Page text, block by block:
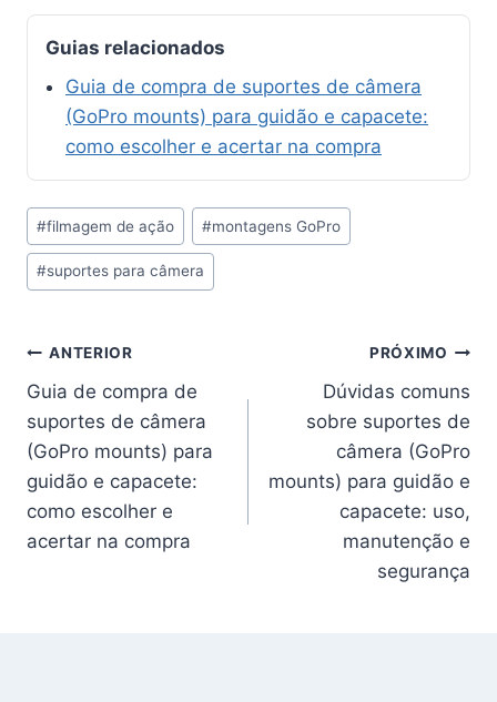
Guias relacionados
Guia de compra de suportes de câmera
(GoPro mounts) para guidão e capacete:
como escolher e acertar na compra
Tags
do
Post:
#filmagem de ação #montagens GoPro
#suportes para câmera
Navegação
de
Post
ANTERIOR
Guia de compra de
suportes de câmera
(GoPro mounts) para
guidão e capacete:
como escolher e
acertar na compra
PRÓXIMO
Dúvidas comuns
sobre suportes de
câmera (GoPro
mounts) para guidão e
capacete: uso,
manutenção e
segurança